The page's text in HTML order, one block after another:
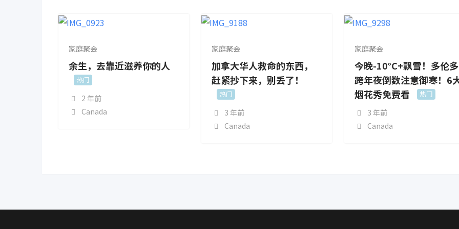
家庭聚会
余生，去靠近滋养你的人
热门
2 年前
Canada
家庭聚会
加拿大华人救命的东西，
赶紧抄下来，别丢了！
热门
3 年前
Canada
家庭聚会
今晚-10°C+飘雪！多伦多
跨年夜倒数注意御寒！6
烟花秀免费看
热门
3 年前
Canada